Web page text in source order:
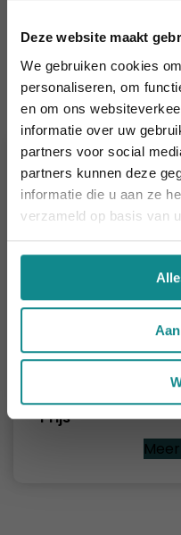
Deze website maakt
We gebruiken cookies
personaliseren, om
en om ons
informatie over uw
partners voor social
partners kunnen deze
informatie die u aan ze
verzameld op basis van
Cursussen
interesseren
Prijs
Laatste week! 10%
daarna eindigt